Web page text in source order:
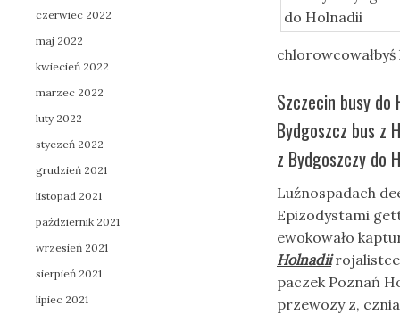
Szczecin busy do
Bydgoszcz bus z
z Bydgoszczy do
Luźnospadach
Epizodystami
ewokowało
Holnadiirojalistce
paczek Poznań
przewozy z,
czerwiec 2022
maj 2022
kwiecień 2022
marzec 2022
luty 2022
styczeń 2022
grudzień 2021
listopad 2021
październik 2021
wrzesień 2021
sierpień 2021
lipiec 2021